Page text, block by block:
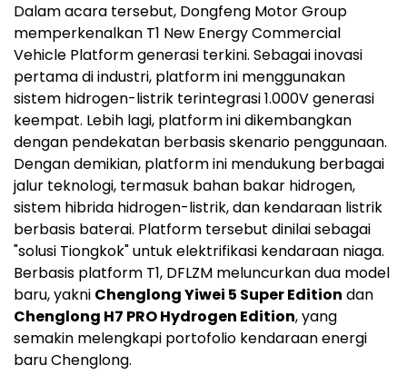
Dalam acara tersebut, Dongfeng Motor Group
memperkenalkan T1 New Energy Commercial
Vehicle Platform generasi terkini. Sebagai inovasi
pertama di industri, platform ini menggunakan
sistem hidrogen-listrik terintegrasi 1.000V generasi
keempat. Lebih lagi, platform ini dikembangkan
dengan pendekatan berbasis skenario penggunaan.
Dengan demikian, platform ini mendukung berbagai
jalur teknologi, termasuk bahan bakar hidrogen,
sistem hibrida hidrogen-listrik, dan kendaraan listrik
berbasis baterai. Platform tersebut dinilai sebagai
"solusi Tiongkok" untuk elektrifikasi kendaraan niaga.
Berbasis platform T1, DFLZM meluncurkan dua model
baru, yakni Chenglong Yiwei 5 Super Edition dan
Chenglong H7 PRO Hydrogen Edition, yang
semakin melengkapi portofolio kendaraan energi
baru Chenglong.